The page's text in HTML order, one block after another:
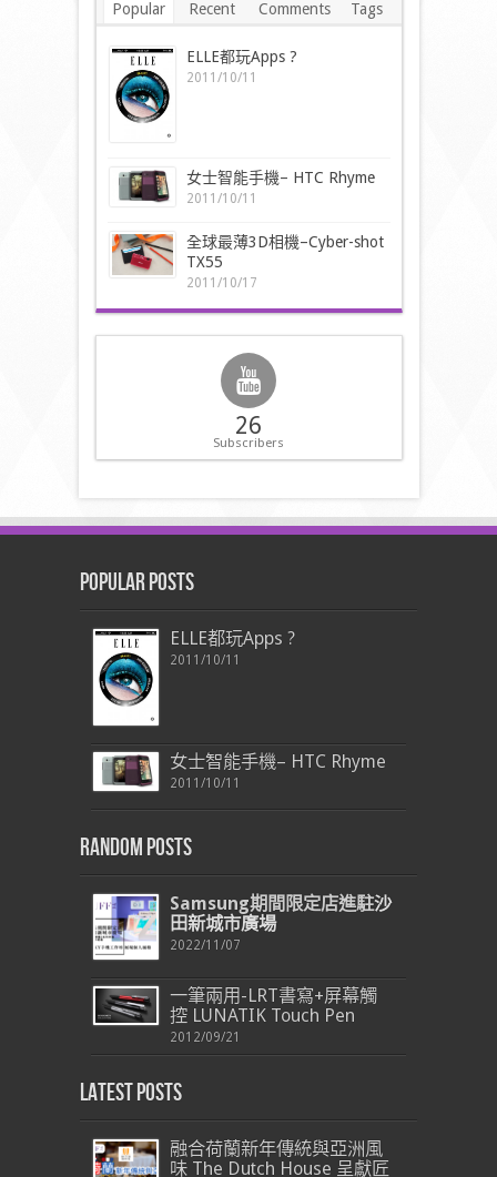
Popular Recent Comments Tags
ELLE都玩Apps ?
2011/10/11
女士智能手機– HTC Rhyme
2011/10/11
全球最薄3D相機–Cyber-shot
TX55
2011/10/17
26
Subscribers
Popular Posts
ELLE都玩Apps ?
2011/10/11
女士智能手機– HTC Rhyme
2011/10/11
Random Posts
Samsung期間限定店進駐沙
田新城市廣場
2022/11/07
一筆兩用-LRT書寫+屏幕觸
控 LUNATIK Touch Pen
2012/09/21
Latest Posts
融合荷蘭新年傳統與亞洲風
味 The Dutch House 呈獻匠